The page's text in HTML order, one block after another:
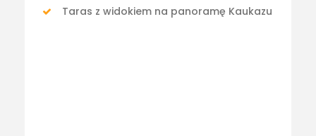
Taras z widokiem na panoramę Kaukazu